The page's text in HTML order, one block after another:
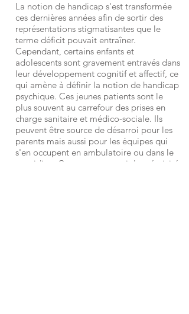
La notion de handicap s'est transformée
ces dernières années afin de sortir des
représentations stigmatisantes que le
terme déficit pouvait entraîner.
Cependant, certains enfants et
adolescents sont gravement entravés dans
leur développement cognitif et affectif, ce
qui amène à définir la notion de handicap
psychique. Ces jeunes patients sont le
plus souvent au carrefour des prises en
charge sanitaire et médico-sociale. Ils
peuvent être source de désarroi pour les
parents mais aussi pour les équipes qui
s'en occupent en ambulatoire ou dans le
quotidien. Comment soutenir la créativité